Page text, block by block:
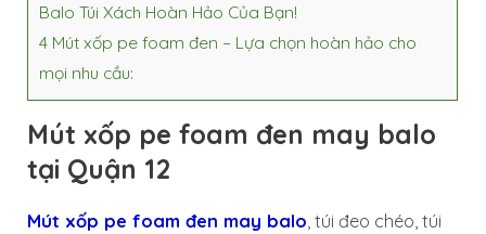
Balo Túi Xách Hoàn Hảo Của Bạn!
4 Mút xốp pe foam đen – Lựa chọn hoàn hảo cho
mọi nhu cầu:
Mút xốp pe foam đen may balo
tại Quận 12
Mút xốp pe foam đen may balo, túi đeo chéo, túi